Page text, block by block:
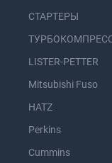
СТАРТЕРЫ
LISTER-PETTER
Mitsubishi Fuso
HATZ
Perkins
Cummins